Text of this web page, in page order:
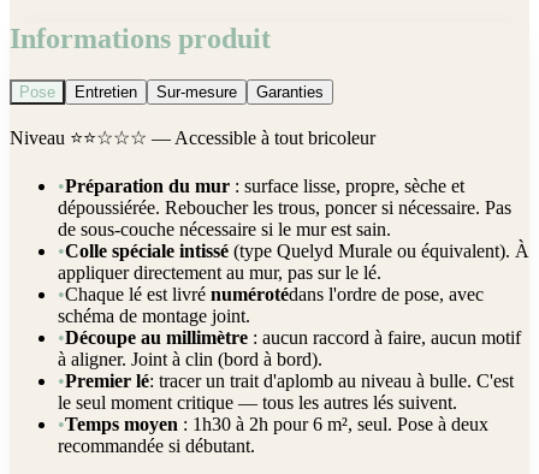
Informations produit
Pose Entretien Sur-mesure Garanties
Niveau ⭐⭐☆☆☆ — Accessible à tout bricoleur
•Préparation du mur : surface lisse, propre, sèche et
dépoussiérée. Reboucher les trous, poncer si nécessaire. Pas
de sous-couche nécessaire si le mur est sain.
•Colle spéciale intissé (type Quelyd Murale ou équivalent). À
appliquer directement au mur, pas sur le lé.
•Chaque lé est livré numérotédans l'ordre de pose, avec
schéma de montage joint.
•Découpe au millimètre : aucun raccord à faire, aucun motif
à aligner. Joint à clin (bord à bord).
•Premier lé: tracer un trait d'aplomb au niveau à bulle. C'est
le seul moment critique — tous les autres lés suivent.
•Temps moyen : 1h30 à 2h pour 6 m², seul. Pose à deux
recommandée si débutant.